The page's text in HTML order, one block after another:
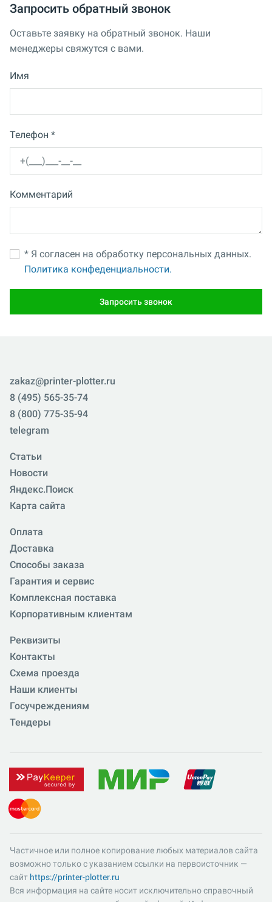
Запросить обратный звонок
Оставьте заявку на обратный звонок. Наши
менеджеры свяжутся с вами.
Имя
Телефон *
Комментарий
* Я согласен на обработку персональных данных.
Политика конфеденциальности.
Запросить звонок
zakaz@printer-plotter.ru
8 (495) 565-35-74
8 (800) 775-35-94
telegram
Статьи
Новости
Яндекс.Поиск
Карта сайта
Оплата
Доставка
Способы заказа
Гарантия и сервис
Комплексная поставка
Корпоративным клиентам
Реквизиты
Контакты
Схема проезда
Наши клиенты
Госучреждениям
Тендеры
Частичное или полное копирование любых материалов сайта
возможно только с указанием ссылки на первоисточник —
сайт https://printer-plotter.ru
Вся информация на сайте носит исключительно справочный